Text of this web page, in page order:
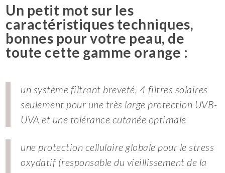
Un petit mot sur les
caractéristiques techniques,
bonnes pour votre peau, de
toute cette gamme orange :
un système filtrant breveté, 4 filtres solaires
seulement pour une très large protection UVB-
UVA et une tolérance cutanée optimale
une protection cellulaire globale pour le stress
oxydatif (responsable du vieillissement de la